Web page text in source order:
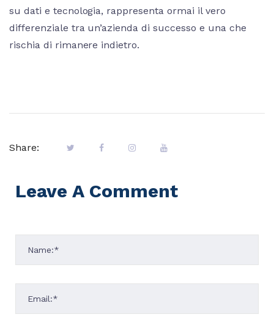
su dati e tecnologia, rappresenta ormai il vero
differenziale tra un’azienda di successo e una che
rischia di rimanere indietro.
Share:
Leave A Comment